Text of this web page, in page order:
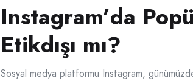
Instagram’da
Etikdışı mı?
Sosyal medya platformu Instagram,